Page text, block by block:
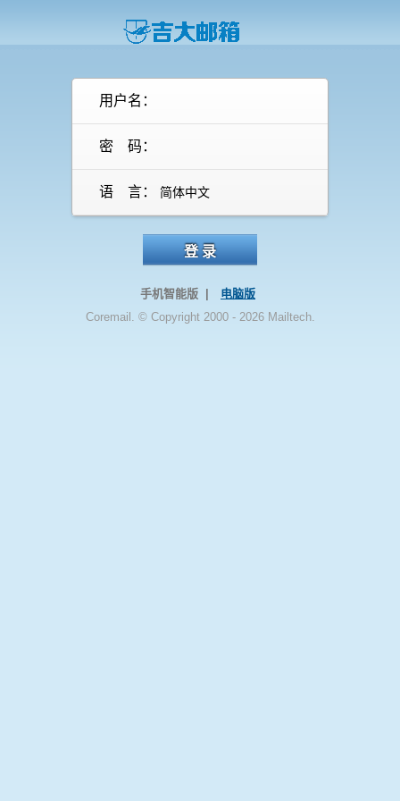
用户名：
密 码：
语 言：
登 录
手机智能版 |
电脑版
Coremail. © Copyright 2000 - 2026 Mailtech.